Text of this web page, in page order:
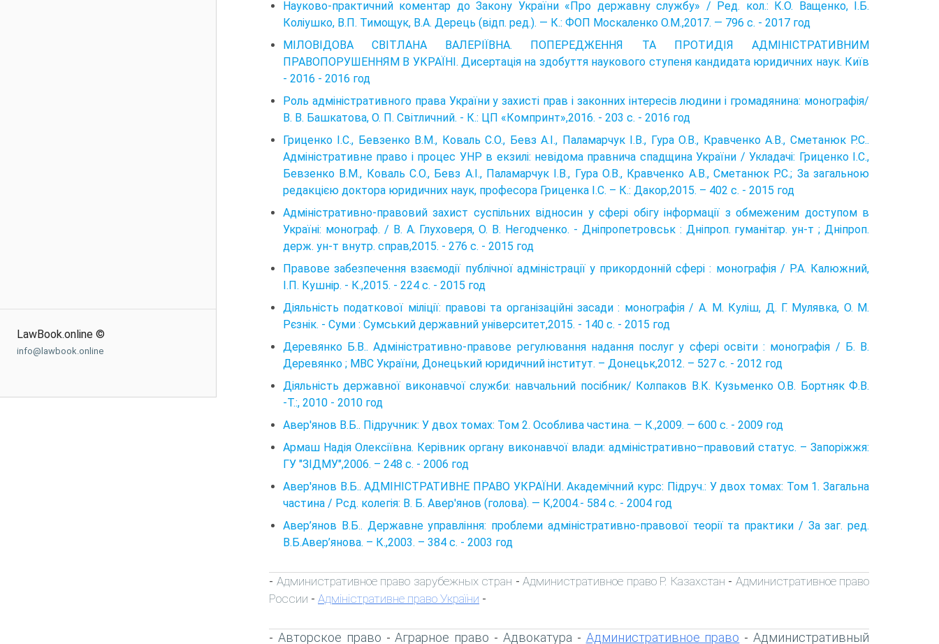
LawBook.online ©
info@lawbook.online
Науково-практичний коментар до Закону України «Про державну службу» / Ред. кол.: К.О. Ващенко, І.Б.
Коліушко, В.П. Тимощук, В.А. Дерець (відп. ред.). — К.: ФОП Москаленко О.М.,2017. — 796 с. - 2017 год
МІЛОВІДОВА СВІТЛАНА ВАЛЕРІЇВНА. ПОПЕРЕДЖЕННЯ ТА ПРОТИДІЯ АДМІНІСТРАТИВНИМ
ПРАВОПОРУШЕННЯМ В УКРАЇНІ. Дисертація на здобуття наукового ступеня кандидата юридичних наук. Київ
- 2016 - 2016 год
Роль адміністративного права України у захисті прав і законних інтересів людини і громадянина: монографія/
В. В. Башкатова, О. П. Світличний. - К.: ЦП «Компринт»,2016. - 203 с. - 2016 год
Гриценко І.С., Бевзенко В.М., Коваль С.О., Бевз А.І., Паламарчук І.В., Гура О.В., Кравченко А.В., Сметанюк Р.С..
Адміністративне право і процес УНР в екзилі: невідома правнича спадщина України / Укладачі: Гриценко І.С.,
Бевзенко В.М., Коваль С.О., Бевз А.І., Паламарчук І.В., Гура О.В., Кравченко А.В., Сметанюк Р.С.; За загальною
редакцією доктора юридичних наук, професора Гриценка І.С. – К.: Дакор,2015. – 402 с. - 2015 год
Адміністративно-правовий захист суспільних відносин у сфері обігу інформації з обмеженим доступом в
Україні: монограф. / В. А. Глуховеря, О. В. Негодченко. - Дніпропетровськ : Дніпроп. гуманітар. ун-т ; Дніпроп.
держ. ун-т внутр. справ,2015. - 276 с. - 2015 год
Правове забезпечення взаємодії публічної адміністрації у прикор­донній сфері : монографія / Р.А. Калюжний,
І.П. Кушнір. - К.,2015. - 224 с. - 2015 год
Діяльність податкової міліції: правові та організаційні засади : монографія / А. М. Куліш, Д. Г. Мулявка, О. М.
Рєзнік. - Суми : Сумський державний університет,2015. - 140 с. - 2015 год
Деревянко Б.В.. Адміністративно-правове регулювання надання послуг у сфері освіти : монографія / Б. В.
Деревянко ; МВС України, Донецький юридичний інститут. – Донецьк,2012. – 527 с. - 2012 год
Діяльність державної виконавчої служби: навчальний посібник/ Колпаков В.К. Кузьменко О.В. Бортняк Ф.В.
-Т.:, 2010 - 2010 год
Авер'янов В.Б.. Підручник: У двох томах: Том 2. Особлива частина. — К.,2009. — 600 с. - 2009 год
Армаш Надія Олексіївна. Керівник органу виконавчої влади: адміністративно–правовий статус. – Запоріжжя:
ГУ "ЗІДМУ",2006. – 248 с. - 2006 год
Авер'янов B.Б.. АДМІНІСТРАТИВНЕ ПРАВО УКРАЇНИ. Академічний курс: Підруч.: У двох томах: Том 1. Загальна
частина / Рсд. колегія: В. Б. Авер'янов (голова). — К,2004.- 584 с. - 2004 год
Авер’янов В.Б.. Державне управління: проблеми адміністративно-правової теорії та практики / За заг. ред.
В.Б.Авер’янова. – К.,2003. – 384 с. - 2003 год
- Административное право зарубежных стран - Административное право Р. Казахстан - Административное право
России - Адміністративне право України -
- Авторское право -Аграрное право - Адвокатура - Административное право -Административный